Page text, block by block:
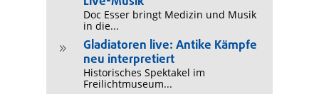
Doc Esser bringt Medizin und Musik
in die...
9
Gladiatoren live: Antike Kämpfe
neu interpretiert
Historisches Spektakel im
Freilichtmuseum...